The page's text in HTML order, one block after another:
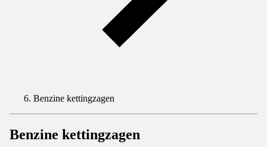
Benzine kettingzagen
Benzine kettingzagen